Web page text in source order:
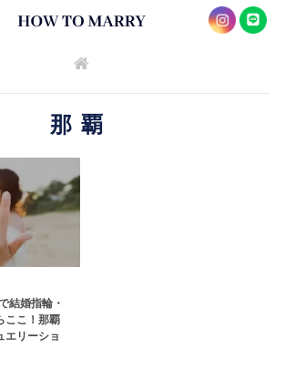
那覇
結婚指輪・
ここ！那覇
エリーショ